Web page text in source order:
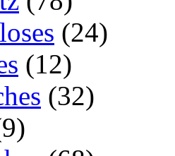
(24)
(12)
(32)